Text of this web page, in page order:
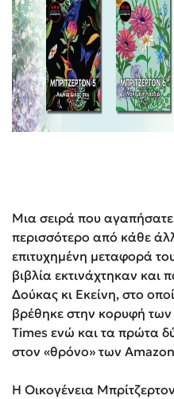
Μια σειρά που
περισσότερο από κάθε
επιτυχημένη μεταφορά
βιβλία εκτινάχτηκαν και
Δούκας κι Εκείνη, στο
βρέθηκε στην κορυφή
Times ενώ και τα πρώτα
στον «θρόνο» των
Η Οικογένεια